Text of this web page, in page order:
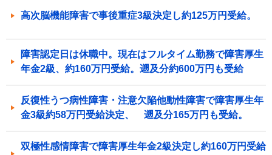
高次脳機能障害で事後重症3級決定し約125万円受給。
障害認定日は休職中。現在はフルタイム勤務で障害厚生
年金2級、約160万円受給。遡及分約600万円も受給
反復性うつ病性障害・注意欠陥他動性障害で障害厚生年
金3級約58万円受給決定、 遡及分165万円も受給。
双極性感情障害で障害厚生年金2級決定し約160万円受給